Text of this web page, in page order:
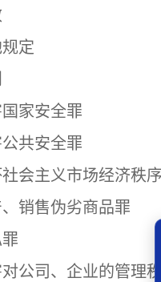
定
安全罪
安全罪
主义市场经济秩
售伪劣商品罪
司、企业的管理秩